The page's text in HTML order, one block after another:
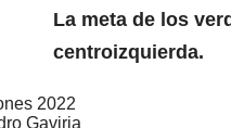
La meta de los
centroizquierda.
2022
Gaviria